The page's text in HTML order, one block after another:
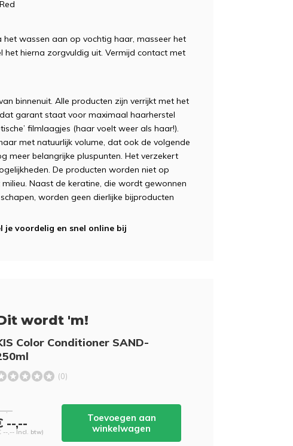
wassen aan op vochtig haar, masseer het
het hierna zorgvuldig uit. Vermijd contact met
binnenuit. Alle producten zijn verrijkt met het
garant staat voor maximaal haarherstel
filmlaagjes (haar voelt weer als haar!).
met natuurlijk volume, dat ook de volgende
meer belangrijke pluspunten. Het verzekert
De producten worden niet op
Naast de keratine, die wordt gewonnen
worden geen dierlijke bijproducten
je voordelig en snel online bij
wordt 'm!
Color Conditioner SAND-
(0)
--,--
--,--
--,-- Incl. btw)
Toevoegen aan
winkelwagen